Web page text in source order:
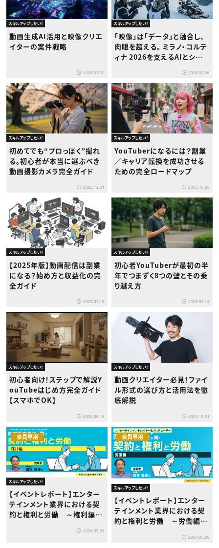
スキルアップしたい！
動画生成AI活用と映像クリエ
イターの案件戦略
2026.07.22
スキルアップしたい！
「映像」は「データ」と融合し、
肉眼を超える。 ミラノ・コルテ
ィナ 2026を支えるAIとシネ
2026.02.06
スキルアップしたい！
初めてでも“プロっぽく”撮れ
る。初心者が本当に選ぶべき
動画撮影カメラ完全ガイド
2025.12.01
スキルアップしたい！
YouTuberになるには？副業
／キャリア転換を成功させる
ための完全ロードマップ
2025.10.03
スキルアップしたい！
【2025年版】動画配信は副業
になる？始め方と収益化の完
全ガイド
2025.07.15
スキルアップしたい！
初心者YouTuberが最初の半
年でつまずく8つの壁とその乗
り越え方
2025.07.14
スキルアップしたい！
初心者向け！ステップで解説Y
ouTubeはじめ方完全ガイド
【スマホでOK】
2025.06.16
スキルアップしたい！
動画クリエイター必見！ファイ
ル形式の選び方と活用法を徹
底解説
2024.11.01
会員専用
スキルアップしたい！
【イベントレポート】エンター
テインメント業界における契
約と権利と労働 ～権利編v
2024.05.28
会員専用
スキルアップしたい！
【イベントレポート】エンター
テインメント業界における契
約と権利と労働 ～労働編v
2024.05.28